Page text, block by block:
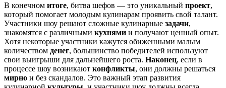
В конечном итоге, битва шефов — это уникальный проект,
который помогает молодым кулинарам проявить свой талант.
Участники шоу решают сложные кулинарные задачи,
знакомятся с различными кухнями и получают ценный опыт.
Хотя некоторые участники кажутся обиженными малым
количеством денег, большинство победителей используют
свои выигрыши для дальнейшего роста. Наконец, если в
процессе шоу возникают конфликты, они должны решаться
мирно и без скандалов. Это важный этап развития